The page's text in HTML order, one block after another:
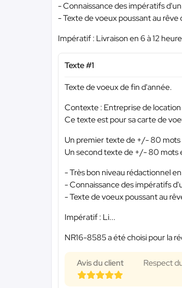
- Connaissance des impératifs
- Texte de voeux poussant au rêve
Impératif : Livraison en 6 à 12
Texte #1
Texte de voeux de fin d'année.
Contexte : Entreprise de
Ce texte est pour sa carte de
Un premier texte de +/- 80 mots
Un second texte de +/- 80 mots
- Très bon niveau rédactionnel
- Connaissance des impératifs
- Texte de voeux poussant au
Impératif : Li...
NR16-8585 a été choisi pour la
Avis du client Respect